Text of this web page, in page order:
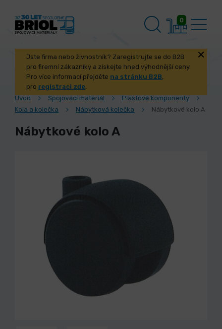
0
Jste firma nebo živnostník? Zaregistrujte se do B2B
pro firemní zákazníky a získejte hned výhodnější ceny.
Pro více informací přejděte na stránku B2B,
pro registraci zde.
Úvod
Spojovací materiál
Plastové komponenty
Kola a kolečka
Nábytková kolečka Nábytkové kolo A
Nábytkové kolo A